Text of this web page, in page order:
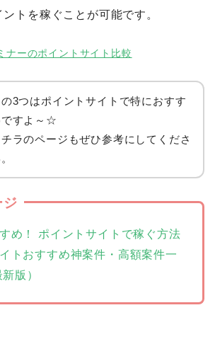
トを稼ぐことが可能です。
ナーのポイントサイト比較
の3つはポイントサイトで特におすす
すよ～☆
チラのページもぜひ参考にしてくださ
ジ
め！ ポイントサイトで稼ぐ方法
トおすすめ神案件・高額案件一
版）